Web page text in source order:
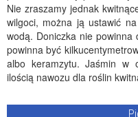
Nie zraszamy jednak
wilgoci, można ją ustawić
wodą. Doniczka nie powinna
powinna być
albo keramzytu. Jaśmin w
ilością nawozu dla roślin